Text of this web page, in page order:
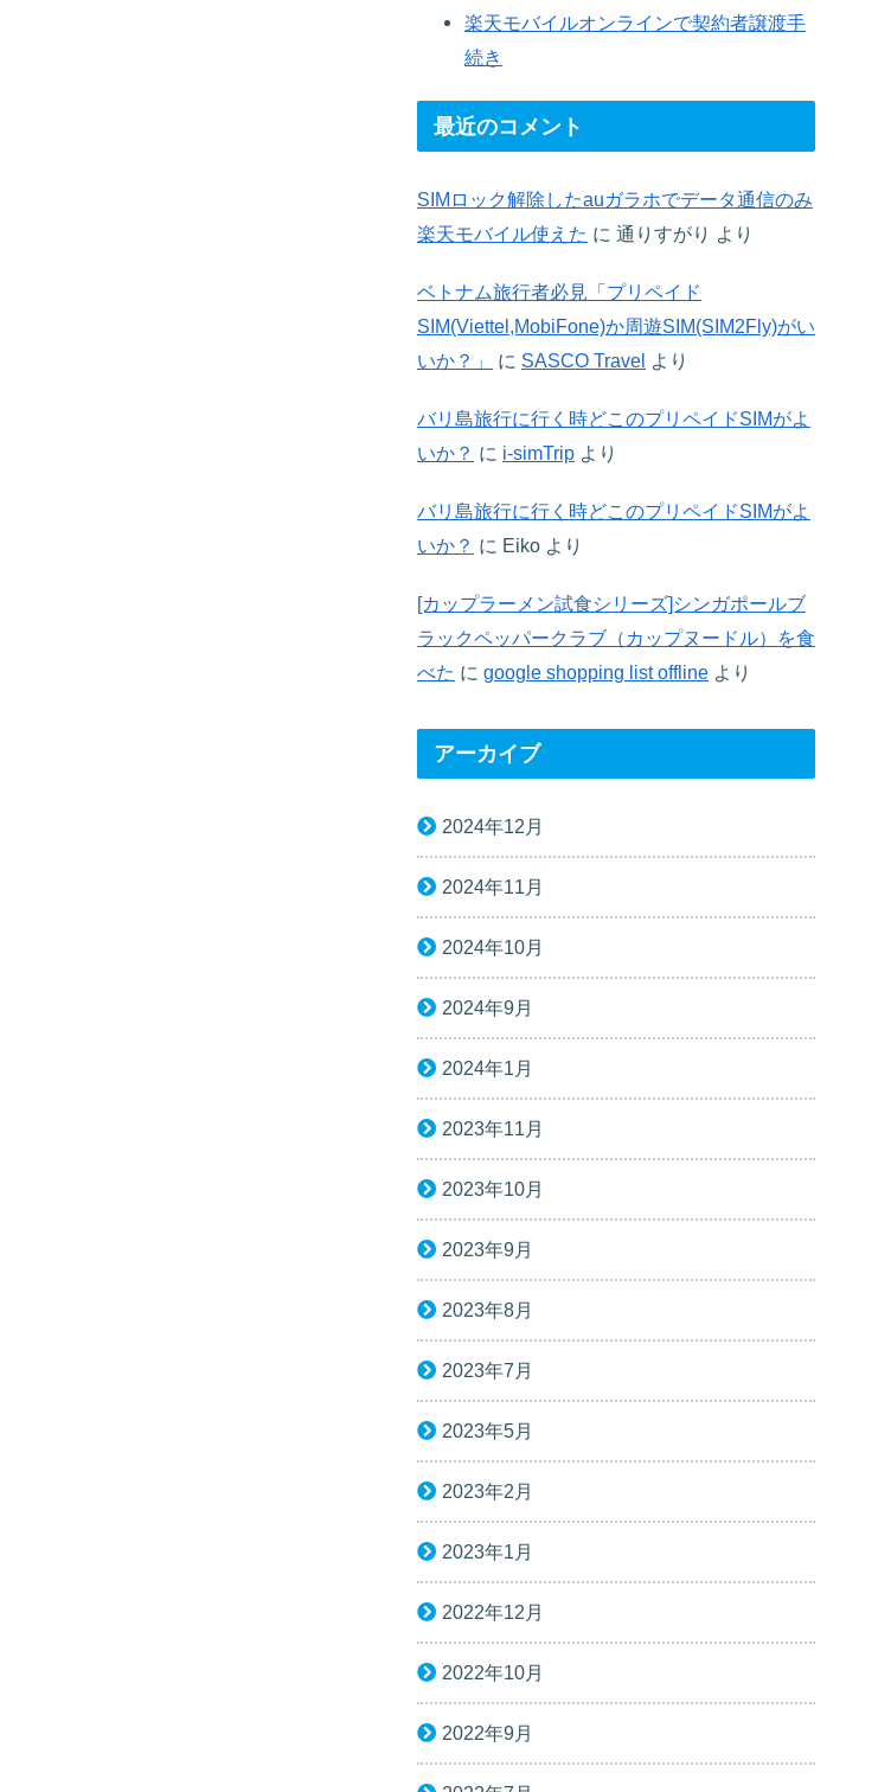
楽天モバイルオンラインで契約者譲渡手
続き
最近のコメント
SIMロック解除したauガラホでデータ通信のみ
楽天モバイル使えた に 通りすがり より
ベトナム旅行者必見「プリペイド
SIM(Viettel,MobiFone)か周遊SIM(SIM2Fly)がい
いか？」
に SASCO Travel より
バリ島旅行に行く時どこのプリペイドSIMがよ
いか？ に i-simTrip より
バリ島旅行に行く時どこのプリペイドSIMがよ
いか？ に Eiko より
[カップラーメン試食シリーズ]シンガポールブ
ラックペッパークラブ（カップヌードル）を食
べた に google shopping list offline より
アーカイブ
2024年12月
2024年11月
2024年10月
2024年9月
2024年1月
2023年11月
2023年10月
2023年9月
2023年8月
2023年7月
2023年5月
2023年2月
2023年1月
2022年12月
2022年10月
2022年9月